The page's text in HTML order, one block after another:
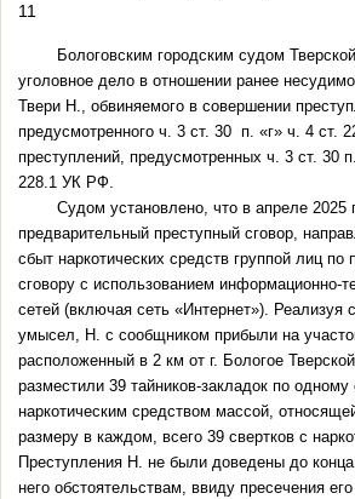
11
Бологовским городским судом
уголовное дело в отношении ранее
Твери Н., обвиняемого в совершении
предусмотренного ч. 3 ст. 30 п. «г» ч. 4 ст.
преступлений, предусмотренных ч. 3 ст. 30
228.1 УК РФ.
Судом установлено, что в апреле 2025
предварительный преступный сговор,
сбыт наркотических средств группой лиц по
сговору с использованием информационно-
сетей (включая сеть «Интернет»). Реализуя
умысел, Н. с сообщником прибыли на
расположенный в 2 км от г. Бологое
разместили 39 тайников-закладок по одному
наркотическим средством массой,
размеру в каждом, всего 39 свертков с
Преступления Н. не были доведены до
него обстоятельствам, ввиду пресечения